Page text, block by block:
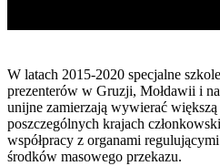
W latach 2015-2020 specjalne
prezenterów w Gruzji, Mołdawii i
unijne zamierzają wywierać
poszczególnych krajach
współpracy z organami
środków masowego przekazu.